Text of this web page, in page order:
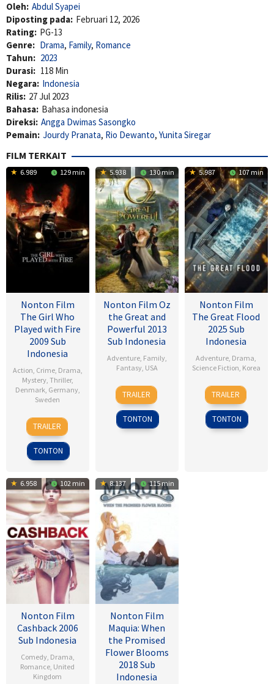
Oleh: Abdul Syapei
Diposting pada: Februari 12, 2026
Rating: PG-13
Genre: Drama, Family, Romance
Tahun: 2023
Durasi: 118 Min
Negara: Indonesia
Rilis: 27 Jul 2023
Bahasa: Bahasa indonesia
Direksi: Angga Dwimas Sasongko
Pemain: Jourdy Pranata, Rio Dewanto, Yunita Siregar
FILM TERKAIT
6.989 129 min
Nonton Film
The Girl Who
Played with Fire
2009 Sub
Indonesia
Action, Crime, Drama,
Mystery, Thriller,
Denmark, Germany,
Sweden
18
Sep
2009
Daniel
Alfredson
TRAILER
TONTON
5.938 130 min
Nonton Film Oz
the Great and
Powerful 2013
Sub Indonesia
Adventure, Family,
Fantasy, USA
7
Mar
2013
Sam
Raimi
TRAILER
TONTON
5.987 107 min
Nonton Film
The Great Flood
2025 Sub
Indonesia
Adventure, Drama,
Science Fiction, Korea
18
Sep
2025
Kim
Byung-
woo
TRAILER
TONTON
6.958 102 min
Nonton Film
Cashback 2006
Sub Indonesia
Comedy, Drama,
Romance, United
Kingdom
8.137 115 min
Nonton Film
Maquia: When
the Promised
Flower Blooms
2018 Sub
Indonesia